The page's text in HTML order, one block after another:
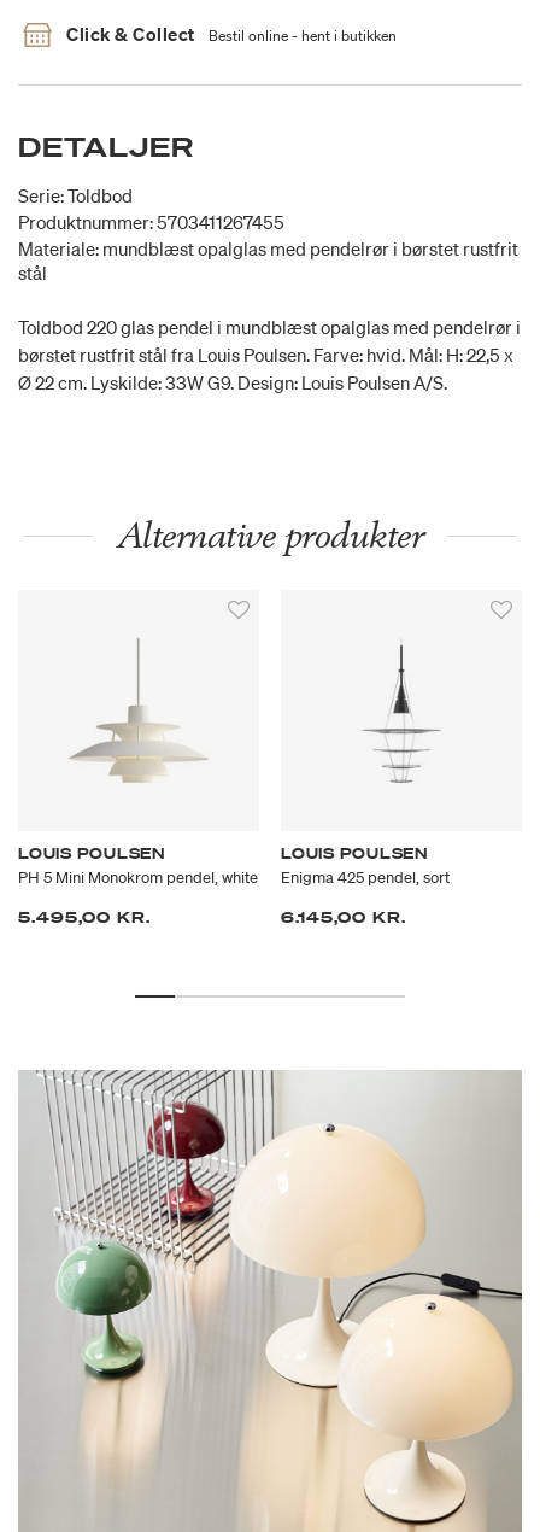
Click & Collect Bestil online - hent i butikken
DETALJER
Serie: Toldbod
Produktnummer: 5703411267455
Materiale: mundblæst opalglas med pendelrør i børstet rustfrit
stål
Toldbod 220 glas pendel i mundblæst opalglas med pendelrør i
børstet rustfrit stål fra Louis Poulsen. Farve: hvid. Mål: H: 22,5 x
Ø 22 cm. Lyskilde: 33W G9. Design: Louis Poulsen A/S.
Alternative produkter
LOUIS POULSEN
PH 5 Mini Monokrom pendel, white
5.495,00 KR.
LOUIS POULSEN
Enigma 425 pendel, sort
6.145,00 KR.